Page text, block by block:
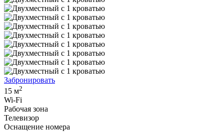
Забронировать
15 м2
Wi-Fi
Рабочая зона
Телевизор
Оснащение номера